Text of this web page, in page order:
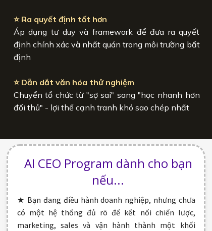
⭐ Ra quyết định tốt hơn
Áp dụng tư duy và framework để đưa ra quyết
định chính xác và nhất quán trong môi trường bất
định
⭐ Dẫn dắt văn hóa thử nghiệm
Chuyển tổ chức từ "sợ sai" sang "học nhanh hơn
đối thủ" - lợi thế cạnh tranh khó sao chép nhất
AI CEO Program dành cho bạn
nếu...
★ Bạn đang điều hành doanh nghiệp, nhưng chưa
có một hệ thống đủ rõ để kết nối chiến lược,
marketing, sales và vận hành thành một khối